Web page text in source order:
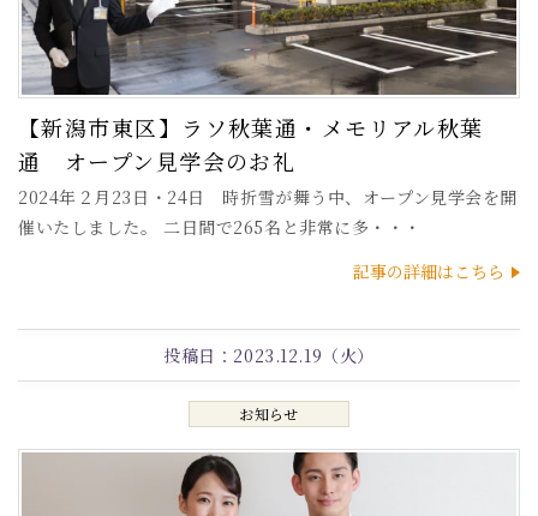
【新潟市東区】ラソ秋葉通・メモリアル秋葉
通 オープン見学会のお礼
2024年２月23日・24日 時折雪が舞う中、オープン見学会を開
催いたしました。 二日間で265名と非常に多・・・
記事の詳細はこちら
お知らせ
投稿日： 2023.12.19（火）